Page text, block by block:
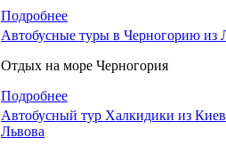
Подробнее
Автобусные туры в Черногорию из
Отдых на море Черногория
Подробнее
Автобусный тур Халкидики из
Львова